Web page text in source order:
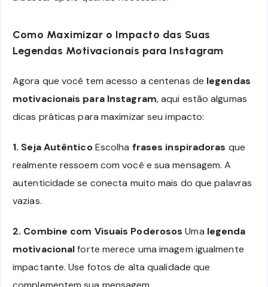
Como Maximizar o Impacto das Suas
Legendas Motivacionais para Instagram
Agora que você tem acesso a centenas de legendas
motivacionais para Instagram, aqui estão algumas
dicas práticas para maximizar seu impacto:
1. Seja AutênticoEscolha frases inspiradoras que
realmente ressoem com você e sua mensagem. A
autenticidade se conecta muito mais do que palavras
vazias.
2. Combine com Visuais Poderosos Uma legenda
motivacionalforte merece uma imagem igualmente
impactante. Use fotos de alta qualidade que